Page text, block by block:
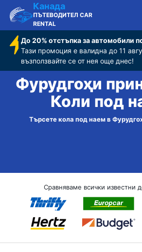
Канада
ПЪТЕВОДИТЕЛ CAR
RENTAL
До 20% отстъпка за автомобили
Тази промоция е валидна до 11
възползвайте се от нея още днес!
Фурудгоҳи
Коли под
Търсете кола под наем в
Сравняваме всички известни